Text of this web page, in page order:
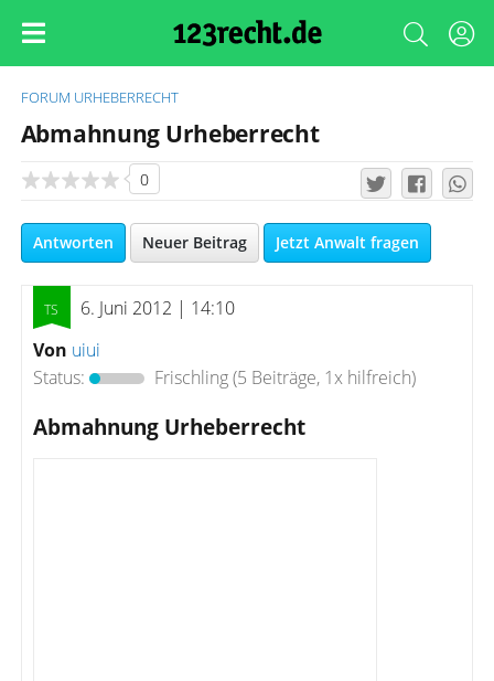
FORUM URHEBERRECHT
Abmahnung Urheberrecht
0
Antworten Neuer Beitrag Jetzt Anwalt fragen
6. Juni 2012 | 14:10
Von uiui
Status:
Frischling(5 Beiträge, 1x hilfreich)
Abmahnung Urheberrecht